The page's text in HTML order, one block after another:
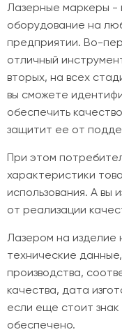
Лазерные маркеры -
оборудование на
предприятии. Во-
отличный
вторых, на всех
вы сможете
обеспечить
защитит ее от
При этом
характеристики
использования. А вы
от реализации
Лазером на изделие
технические
производства,
качества, дата
если еще стоит
обеспечено.